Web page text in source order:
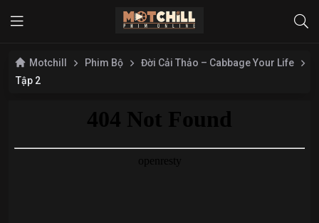
Motchill Phim Bộ
Đời Cải Thảo – Cabbage Your Life
Tập 2